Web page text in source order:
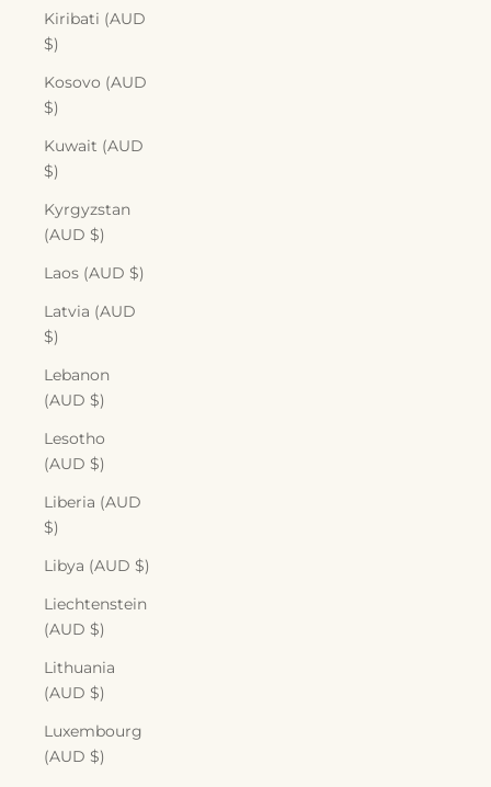
Kiribati (AUD
$)
Kosovo (AUD
$)
Kuwait (AUD
$)
Kyrgyzstan
(AUD $)
Laos (AUD $)
Latvia (AUD
$)
Lebanon
(AUD $)
Lesotho
(AUD $)
Liberia (AUD
$)
Libya (AUD $)
Liechtenstein
(AUD $)
Lithuania
(AUD $)
Luxembourg
(AUD $)